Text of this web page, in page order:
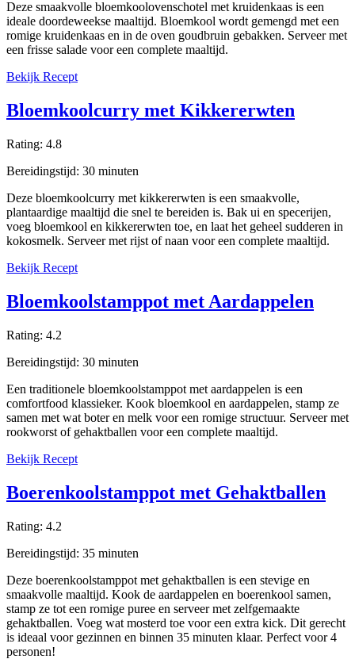
Deze smaakvolle bloemkoolovenschotel met kruidenkaas is een
ideale doordeweekse maaltijd. Bloemkool wordt gemengd met een
romige kruidenkaas en in de oven goudbruin gebakken. Serveer met
een frisse salade voor een complete maaltijd.
Bekijk Recept
Bloemkoolcurry met Kikkererwten
Rating: 4.8
Bereidingstijd: 30 minuten
Deze bloemkoolcurry met kikkererwten is een smaakvolle,
plantaardige maaltijd die snel te bereiden is. Bak ui en specerijen,
voeg bloemkool en kikkererwten toe, en laat het geheel sudderen in
kokosmelk. Serveer met rijst of naan voor een complete maaltijd.
Bekijk Recept
Bloemkoolstamppot met Aardappelen
Rating: 4.2
Bereidingstijd: 30 minuten
Een traditionele bloemkoolstamppot met aardappelen is een
comfortfood klassieker. Kook bloemkool en aardappelen, stamp ze
samen met wat boter en melk voor een romige structuur. Serveer met
rookworst of gehaktballen voor een complete maaltijd.
Bekijk Recept
Boerenkoolstamppot met Gehaktballen
Rating: 4.2
Bereidingstijd: 35 minuten
Deze boerenkoolstamppot met gehaktballen is een stevige en
smaakvolle maaltijd. Kook de aardappelen en boerenkool samen,
stamp ze tot een romige puree en serveer met zelfgemaakte
gehaktballen. Voeg wat mosterd toe voor een extra kick. Dit gerecht
is ideaal voor gezinnen en binnen 35 minuten klaar. Perfect voor 4
personen!